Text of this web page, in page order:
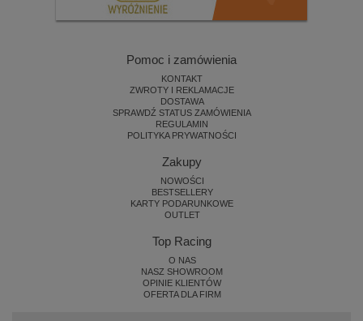
Pomoc i zamówienia
KONTAKT
ZWROTY I REKLAMACJE
DOSTAWA
SPRAWDŹ STATUS ZAMÓWIENIA
REGULAMIN
POLITYKA PRYWATNOŚCI
Zakupy
NOWOŚCI
BESTSELLERY
KARTY PODARUNKOWE
OUTLET
Top Racing
O NAS
NASZ SHOWROOM
OPINIE KLIENTÓW
OFERTA DLA FIRM